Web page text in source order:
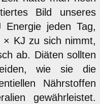
Bild unseres
jeden Tag,
× KJ zu sich nimmt,
ab. Diäten sollten
wie sie die
Nährstoffen
gewährleistet.